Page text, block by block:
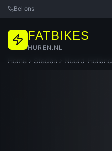
Bel ons
FATBIKES
HUREN.NL
Home Steden Noord-Holland